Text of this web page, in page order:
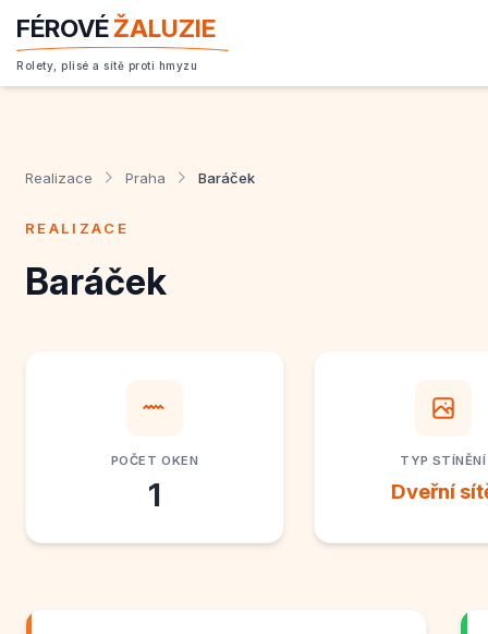
FÉROVÉŽALUZIE
Rolety, plisé a sítě proti hmyzu
Realizace Praha Baráček
REALIZACE
Baráček
POČET OKEN
1
TYP STÍNĚNÍ
Dveřní